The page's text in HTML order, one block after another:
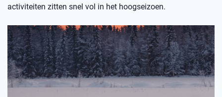
activiteiten zitten snel vol in het hoogseizoen.